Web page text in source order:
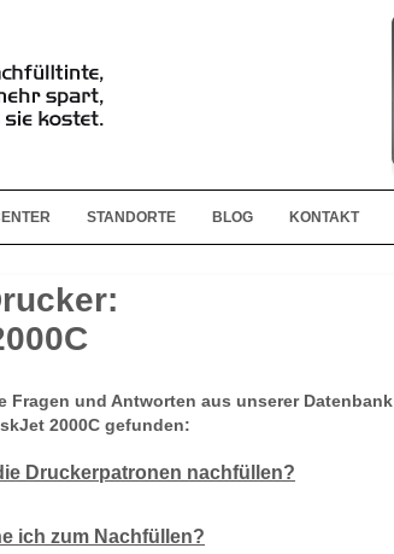
STANDORTE BLOG KONTAKT
Fragen und Antworten aus unserer Datenbank
2000C gefunden:
Druckerpatronen nachfüllen?
ich zum Nachfüllen?